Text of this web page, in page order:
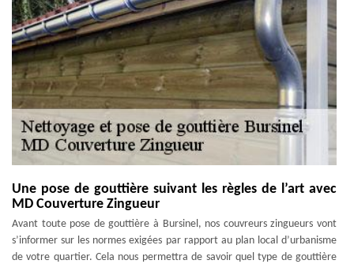
Une pose de gouttière suivant les règles de l’art avec
MD Couverture Zingueur
Avant toute pose de gouttière à Bursinel, nos couvreurs zingueurs vont
s’informer sur les normes exigées par rapport au plan local d’urbanisme
de votre quartier. Cela nous permettra de savoir quel type de gouttière